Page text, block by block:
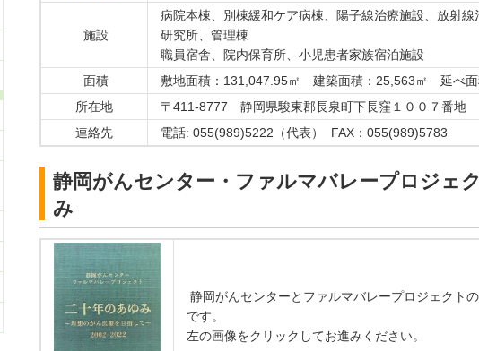
施設
病院本棟、別棟緩和ケア病棟、陽子線治療施設、放射線
研究所、管理棟
職員宿舎、院内保育所、小児患者家族宿泊施設
面積
敷地面積：131,047.95㎡ 建築面積：25,563㎡ 延べ面
所在地
〒411-8777 静岡県駿東郡長泉町下長窪１００７番地
連絡先
電話: 055(989)5222（代表） FAX：055(989)5783
静岡がんセンター・ファルマバレープロジェ
み
静岡がんセンターとファルマバレープロジェクト
です。
左の画像をクリックしてお進みください。